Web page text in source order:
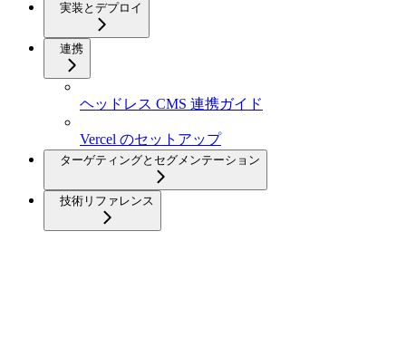
実装とデプロイ
連携
ヘッドレス CMS 連携ガイド
Vercel のセットアップ
ターゲティングとセグメンテーション
技術リファレンス